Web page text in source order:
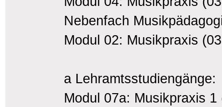
Nebenfach
Modul 02: Musikpraxis
a Lehramtsstudiengänge:
Modul 07a: Musikpraxis